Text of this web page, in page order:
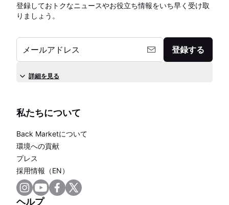
登録しておトクなニュースやお役立ち情報をいち早く受け取
りましょう。
メールアドレス 登録する
詳細を見る
私たちについて
Back Marketについて
環境への貢献
プレス
採用情報（EN）
ヘルプ